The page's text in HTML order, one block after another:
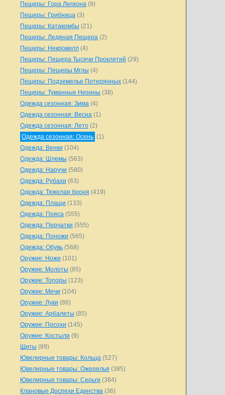
Пещеры: Гора Легиона (9)
Пещеры: Грибница (3)
Пещеры: Катакомбы (21)
Пещеры: Ледяная Пещера (2)
Пещеры: Некровилл (4)
Пещеры: Пещера Тысячи Проклятий (29)
Пещеры: Пещеры Мглы (4)
Пещеры: Подземелье Потерянных (144)
Пещеры: Туманные Низины (38)
Одежда сезонная: Зима (4)
Одежда сезонная: Весна (1)
Одежда сезонная: Лето (2)
Одежда сезонная: Осень (1)
Одежда: Венки (104)
Одежда: Шлемы (563)
Одежда: Наручи (580)
Одежда: Рубахи (63)
Одежда: Тяжелая броня (419)
Одежда: Плащи (133)
Одежда: Пояса (555)
Одежда: Перчатки (555)
Одежда: Поножи (565)
Одежда: Обувь (568)
Оружие: Ножи (101)
Оружие: Молоты (85)
Оружие: Топоры (123)
Оружие: Мечи (104)
Оружие: Луки (86)
Оружие: Арбалеты (85)
Оружие: Посохи (145)
Оружие: Костыли (9)
Щиты (89)
Ювелирные товары: Кольца (527)
Ювелирные товары: Ожерелья (385)
Ювелирные товары: Серьги (384)
Клановые Доспехи Единства (36)